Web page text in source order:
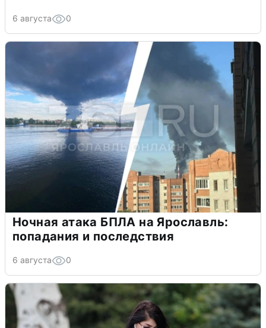
6 августа 0
Ночная атака БПЛА на Ярославль:
попадания и последствия
6 августа 0